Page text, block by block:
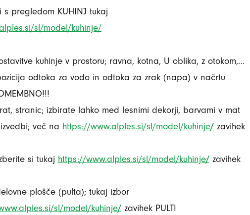
s pregledom KUHINJ tukaj
sl/model/kuhinje/
kuhinje v prostoru; ravna, kotna, U oblika, z otokom,…
odtoka za vodo in odtoka za zrak (napa) v načrtu _
stranic; izbirate lahko med lesnimi dekorji, barvami v mat
več na https://www.alples.si/sl/model/kuhinje/ zavihek
si tukaj https://www.alples.si/sl/model/kuhinje/ zavihek
plošče (pulta); tukaj izbor
sl/model/kuhinje/ zavihek PULTI